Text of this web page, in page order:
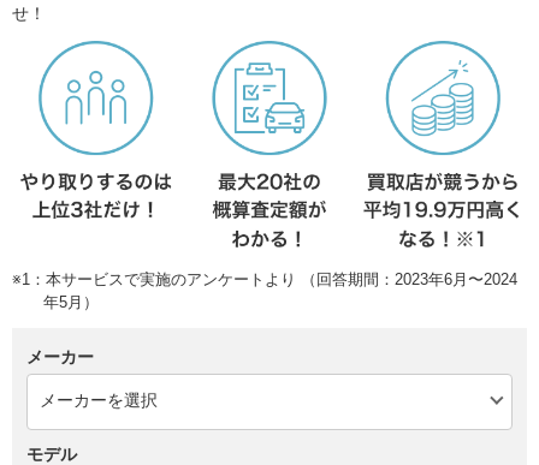
せ！
※1：本サービスで実施のアンケートより （回答期間：2023年6月〜2024
年5月）
メーカー
モデル